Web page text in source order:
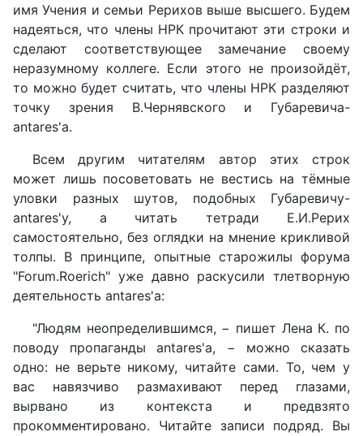
имя Учения и семьи Рерихов выше высшего. Будем
надеяться, что члены НРК прочитают эти строки и
сделают соответствующее замечание своему
неразумному коллеге. Если этого не произойдёт,
то можно будет считать, что члены НРК разделяют
точку зрения В.Чернявского и Губаревича-
antares'а.
Всем другим читателям автор этих строк
может лишь посоветовать не вестись на тёмные
уловки разных шутов, подобных Губаревичу-
antares'у, а читать тетради Е.И.Рерих
самостоятельно, без оглядки на мнение крикливой
толпы. В принципе, опытные старожилы форума
"Forum.Roerich" уже давно раскусили тлетворную
деятельность antares'а:
"Людям неопределившимся, − пишет Лена К. по
поводу пропаганды antares'а, − можно сказать
одно: не верьте никому, читайте сами. То, чем у
вас навязчиво размахивают перед глазами,
вырвано из контекста и предвзято
прокомментировано. Читайте записи подряд. Вы